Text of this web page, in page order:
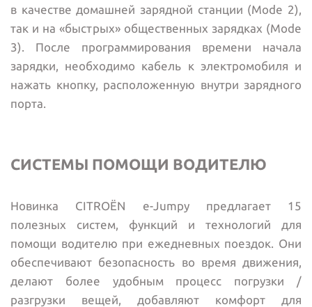
в качестве домашней зарядной станции (Mode 2),
так и на «быстрых» общественных зарядках (Mode
3). После программирования времени начала
зарядки, необходимо кабель к электромобиля и
нажать кнопку, расположенную внутри зарядного
порта.
СИСТЕМЫ ПОМОЩИ ВОДИТЕЛЮ
Новинка CITROЁN е-Jumpy предлагает 15
полезных систем, функций и технологий для
помощи водителю при ежедневных поездок. Они
обеспечивают безопасность во время движения,
делают более удобным процесс погрузки /
разгрузки вещей, добавляют комфорт для